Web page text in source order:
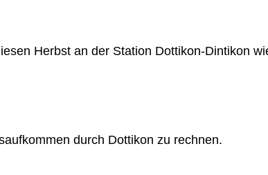
Herbst an der Station Dottikon-Dintikon
durch Dottikon zu rechnen.